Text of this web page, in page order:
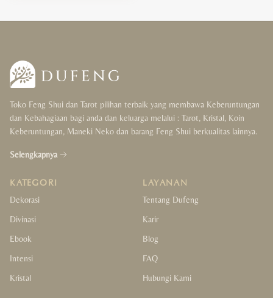
Wealth & Luck
Protection & Support
Health & Cleansing
For Her
Toko Feng Shui dan Tarot pilihan terbaik yang membawa Keberuntungan
dan Kebahagiaan bagi anda dan keluarga melalui : Tarot, Kristal, Koin
Keberuntungan, Maneki Neko dan barang Feng Shui berkualitas lainnya.
Selengkapnya
KATEGORI
Dekorasi
Divinasi
Ebook
Intensi
Kristal
LAYANAN
Tentang Dufeng
Karir
Blog
FAQ
Hubungi Kami